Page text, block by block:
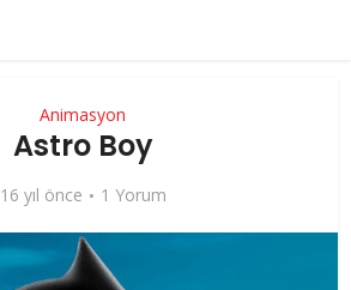
Animasyon
Astro Boy
16 yıl önce 1 Yorum